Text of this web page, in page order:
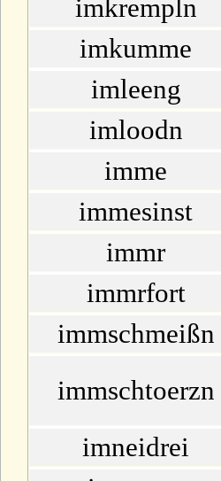
imkrempln
imkumme
imleeng
imloodn
imme
immesinst
immr
immrfort
immschmeißn
immschtoerzn
imneidrei